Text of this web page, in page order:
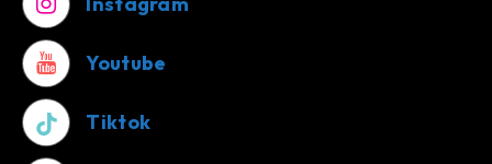
Youtube
Tiktok